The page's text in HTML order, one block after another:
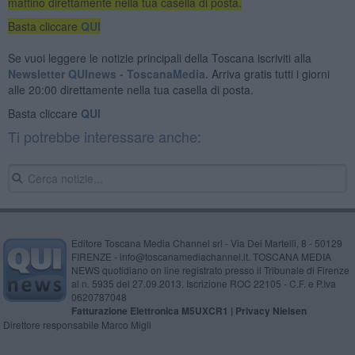
Basta cliccare QUI
Se vuoi leggere le notizie principali della Toscana iscriviti alla
Newsletter QUInews - ToscanaMedia. Arriva gratis tutti i giorni
alle 20:00 direttamente nella tua casella di posta.
Basta cliccare QUI
Ti potrebbe interessare anche:
Editore Toscana Media Channel srl - Via Dei Martelli, 8 - 50129
FIRENZE - info@toscanamediachannel.it. TOSCANA MEDIA
NEWS quotidiano on line registrato presso il Tribunale di Firenze
al n. 5935 del 27.09.2013. Iscrizione ROC 22105 - C.F. e P.Iva
0620787048
Fatturazione Elettronica M5UXCR1 | Privacy Nielsen
Direttore responsabile Marco Migli